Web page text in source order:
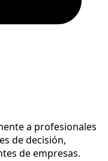
a profesionales
de decisión,
de empresas.